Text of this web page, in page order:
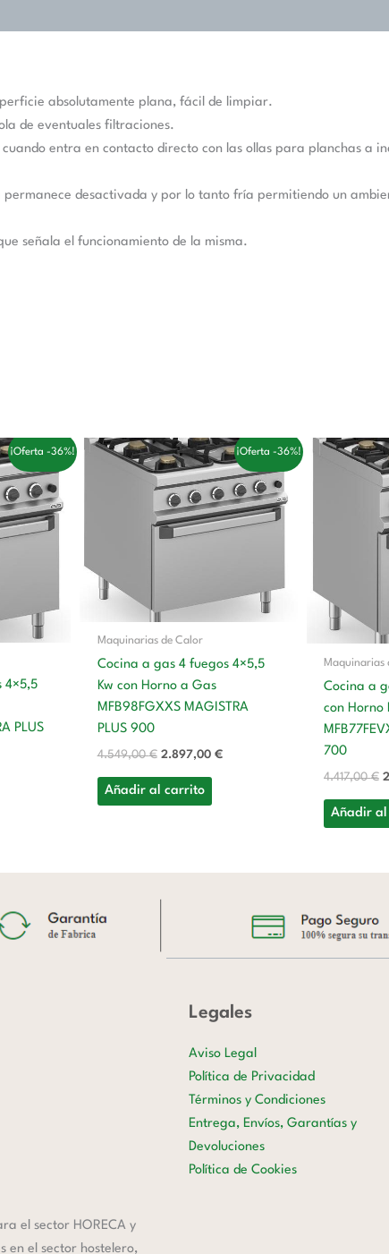
absolutamente plana, fácil de limpiar.
de eventuales filtraciones.
entra en contacto directo con las ollas para planchas a
desactivada y por lo tanto fría permitiendo un
señala el funcionamiento de la misma.
¡Oferta -36%!
4×5,5
PLUS
€.
¡Oferta -36%!
Maquinarias de Calor
Cocina a gas 4 fuegos 4×5,5
Kw con Horno a Gas
MFB98FGXXS MAGISTRA
PLUS 900
4.549,00€
El
precio
original
era:
4.549,00 €.
2.897,00 €
El
precio
actual
es:
2.897,00 €.
Añadir al carrito
Maquinarias
Cocina a
con Horno
700
4.417,00€
Añadir
el sector HORECA y
en el sector hostelero,
Legales
Aviso Legal
Política de Privacidad
Términos y Condiciones
Entrega, Envíos, Garantías y
Devoluciones
Política de Cookies